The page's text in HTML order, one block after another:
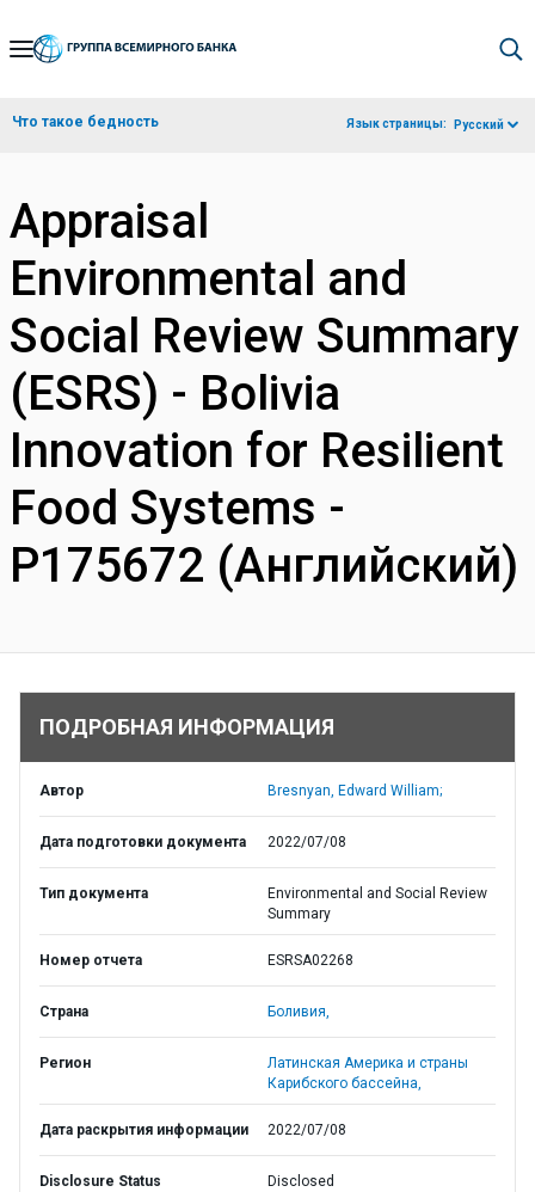
Skip
Navigation
Что такое бедность Язык страницы: Русский
Appraisal
Environmental and
Social Review Summary
(ESRS) - Bolivia
Innovation for Resilient
Food Systems -
P175672 (Английский)
ПОДРОБНАЯ ИНФОРМАЦИЯ
Автор Bresnyan, Edward William;
Дата подготовки документа 2022/07/08
Тип документа
Environmental and Social Review
Summary
Номер отчета ESRSA02268
Страна Боливия,
Регион
Латинская Америка и страны
Карибского бассейна,
Дата раскрытия информации 2022/07/08
Disclosure Status Disclosed